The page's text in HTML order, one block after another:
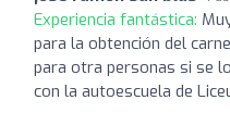
Experiencia fantástica:
para la obtención del
para otra personas si se
con la autoescuela de